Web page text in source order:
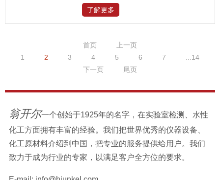
了解更多
首页
上一页
1
2 3 4 5 6 7
...14
下一页
尾页
翁开尔一个创始于1925年的名字，在实验室检测、水性
化工方面拥有丰富的经验。我们把世界优秀的仪器设备、
化工原材料介绍到中国，把专业的服务提供给用户。我们
致力于成为行业的专家，以满足客户全方位的要求。